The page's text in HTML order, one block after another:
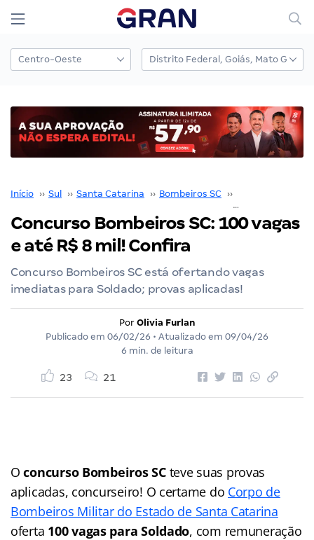
Início ›› Sul ›› Santa Catarina ›› Bombeiros SC ››
Concurso Bombeiros SC: 100 vagas
e até R$ 8 mil! Confira
Concurso Bombeiros SC está ofertando vagas
imediatas para Soldado; provas aplicadas!
Por Olivia Furlan
Publicado em 06/02/26 • Atualizado em 09/04/26
6 min. de leitura
23 21
Oconcurso Bombeiros SC teve suas provas
aplicadas, concurseiro! O certame do Corpo de
Bombeiros Militar do Estado de Santa Catarina
oferta 100 vagas para Soldado, com remuneração